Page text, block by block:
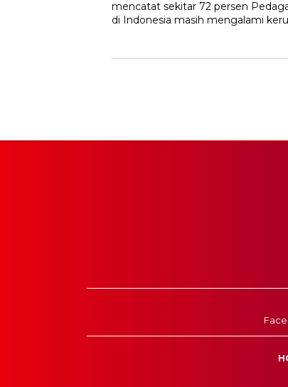
mencatat sekitar 72 persen
di Indonesia masih mengalami